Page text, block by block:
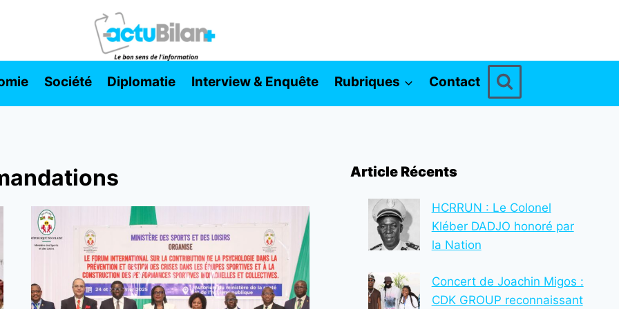
Société Diplomatie Interview & Enquête Rubriques Contact
Article Récents
HCRRUN : Le Colonel
Kléber DADJO honoré par
la Nation
Concert de Joachin Migos :
CDK GROUP reconnaissant